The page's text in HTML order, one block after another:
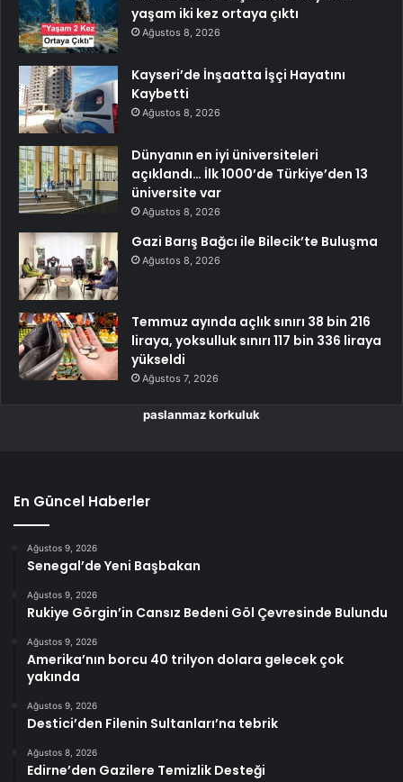
yaşam iki kez ortaya çıktı
Ağustos 8, 2026
Kayseri’de İnşaatta İşçi Hayatını
Kaybetti
Ağustos 8, 2026
Dünyanın en iyi üniversiteleri
açıklandı… İlk 1000’de Türkiye’den 13
üniversite var
Ağustos 8, 2026
Gazi Barış Bağcı ile Bilecik’te Buluşma
Ağustos 8, 2026
Temmuz ayında açlık sınırı 38 bin 216
liraya, yoksulluk sınırı 117 bin 336 liraya
yükseldi
Ağustos 7, 2026
paslanmaz korkuluk
En Güncel Haberler
Ağustos 9, 2026
Senegal’de Yeni Başbakan
Ağustos 9, 2026
Rukiye Görgin’in Cansız Bedeni Göl Çevresinde Bulundu
Ağustos 9, 2026
Amerika’nın borcu 40 trilyon dolara gelecek çok
yakında
Ağustos 9, 2026
Destici’den Filenin Sultanları’na tebrik
Ağustos 8, 2026
Edirne’den Gazilere Temizlik Desteği